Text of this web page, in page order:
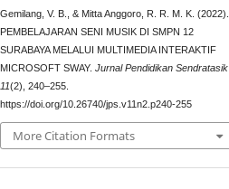
Gemilang, V. B., & Mitta Anggoro, R. R. M. K. (2022).
PEMBELAJARAN SENI MUSIK DI SMPN 12
SURABAYA MELALUI MULTIMEDIA INTERAKTIF
MICROSOFT SWAY.Jurnal Pendidikan Sendratasik
11(2), 240–255.
https://doi.org/10.26740/jps.v11n2.p240-255
More Citation Formats